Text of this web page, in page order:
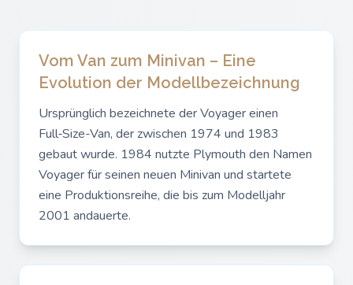
Vom Van zum Minivan – Eine
Evolution der Modellbezeichnung
Ursprünglich bezeichnete der Voyager einen
Full‑Size-Van, der zwischen 1974 und 1983
gebaut wurde. 1984 nutzte Plymouth den Namen
Voyager für seinen neuen Minivan und startete
eine Produktionsreihe, die bis zum Modelljahr
2001 andauerte.